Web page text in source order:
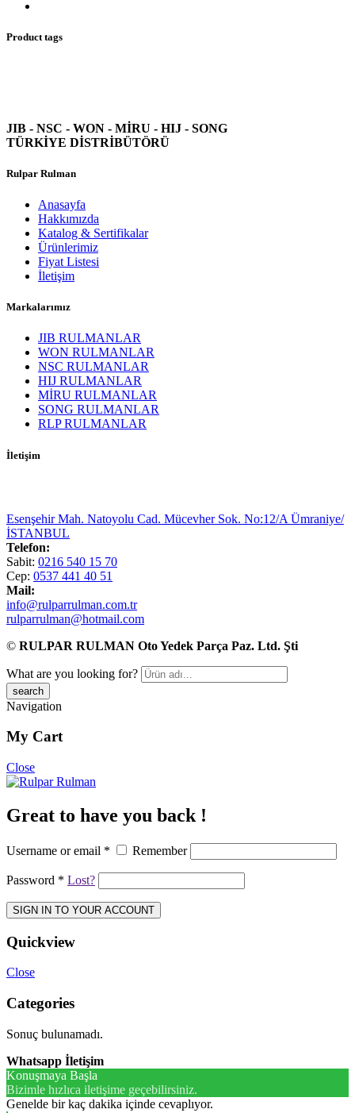
Product tags
JIB - NSC - WON - MİRU - HIJ - SONG
TÜRKİYE DİSTRİBÜTÖRÜ
Rulpar Rulman
Anasayfa
Hakkımızda
Katalog & Sertifikalar
Ürünlerimiz
Fiyat Listesi
İletişim
Markalarımız
JIB RULMANLAR
WON RULMANLAR
NSC RULMANLAR
HIJ RULMANLAR
MİRU RULMANLAR
SONG RULMANLAR
RLP RULMANLAR
İletişim
Esenşehir Mah. Natoyolu Cad. Mücevher Sok. No:12/A Ümraniye/
İSTANBUL
Telefon:
Sabit: 0216 540 15 70
Cep: 0537 441 40 51
Mail:
info@rulparrulman.com.tr
rulparrulman@hotmail.com
© RULPAR RULMAN Oto Yedek Parça Paz. Ltd. Şti
What are you looking for?
Navigation
My Cart
Close
Great to have you back !
Username or email * Remember
Password * Lost?
SIGN IN TO YOUR ACCOUNT
Quickview
Close
Categories
Sonuç bulunamadı.
Whatsapp İletişim
Konuşmaya Başla
Bizimle hızlıca iletişime geçebilirsiniz.
Genelde bir kaç dakika içinde cevaplıyor.